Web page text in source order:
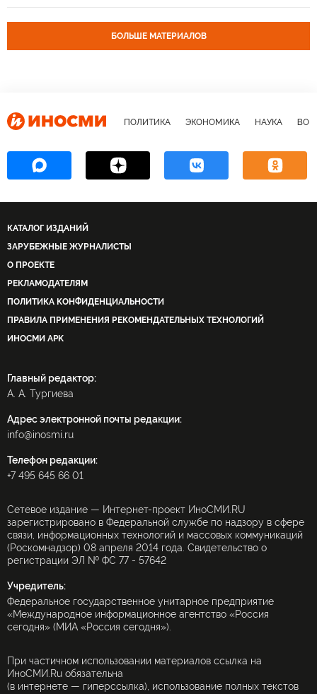
БОЛЬШЕ МАТЕРИАЛОВ
ПОЛИТИКА ЭКОНОМИКА НАУКА
КАТАЛОГ ИЗДАНИЙ
ЗАРУБЕЖНЫЕ ЖУРНАЛИСТЫ
О ПРОЕКТЕ
РЕКЛАМОДАТЕЛЯМ
ПОЛИТИКА КОНФИДЕНЦИАЛЬНОСТИ
ПРАВИЛА ПРИМЕНЕНИЯ РЕКОМЕНДАТЕЛЬНЫХ ТЕХНОЛОГИЙ
ИНОСМИ APK
Главный редактор:
А. А. Тургиева
Адрес электронной почты редакции:
info@inosmi.ru
Телефон редакции:
+7 495 645 66 01
Сетевое издание — Интернет-проект ИноСМИ.RU
зарегистрировано в Федеральной службе по надзору в сфере
связи, информационных технологий и массовых коммуникаций
(Роскомнадзор) 08 апреля 2014 года. Свидетельство о
регистрации ЭЛ № ФС 77 - 57642
Учредитель:
Федеральное государственное унитарное предприятие
«Международное информационное агентство «Россия
сегодня» (МИА «Россия сегодня»).
При частичном использовании материалов ссылка на
ИноСМИ.Ru обязательна
(в интернете — гиперссылка), использование полных текстов